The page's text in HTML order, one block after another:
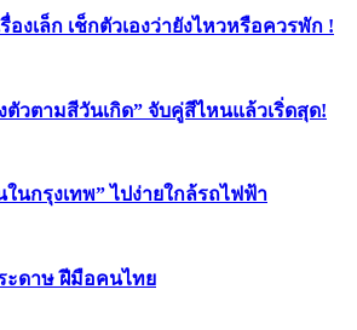
องเล็ก เช็กตัวเองว่ายังไหวหรือควรพัก !
ตัวตามสีวันเกิด” จับคู่สีไหนแล้วเริ่ดสุด!
นกรุงเทพ” ไปง่ายใกล้รถไฟฟ้า
ะดาษ ฝีมือคนไทย